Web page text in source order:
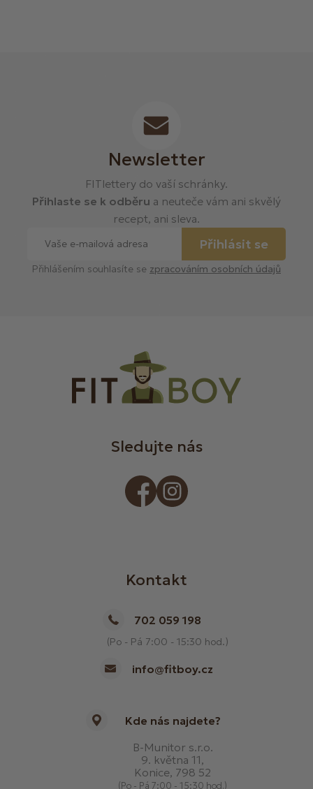
Newsletter
FITlettery do vaší schránky.
Přihlaste se k odběru a neuteče vám ani skvělý
recept, ani sleva.
Přihlásit se
Přihlášením souhlasíte se zpracováním osobních údajů
Sledujte nás
Kontakt
702 059 198
(Po - Pá 7:00 - 15:30 hod.)
info@fitboy.cz
Kde nás najdete?
B-Munitor s.r.o.
9. května 11,
Konice, 798 52
(Po - Pá 7:00 - 15:30 hod.)